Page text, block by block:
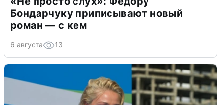
Бондарчуку приписывают новый
роман — с кем
6 августа 13